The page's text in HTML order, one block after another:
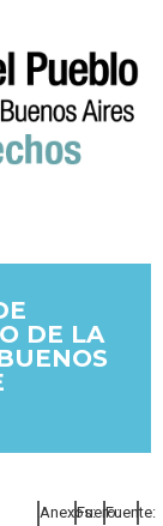
DE LA
Anexos:Fuero:Fuente: